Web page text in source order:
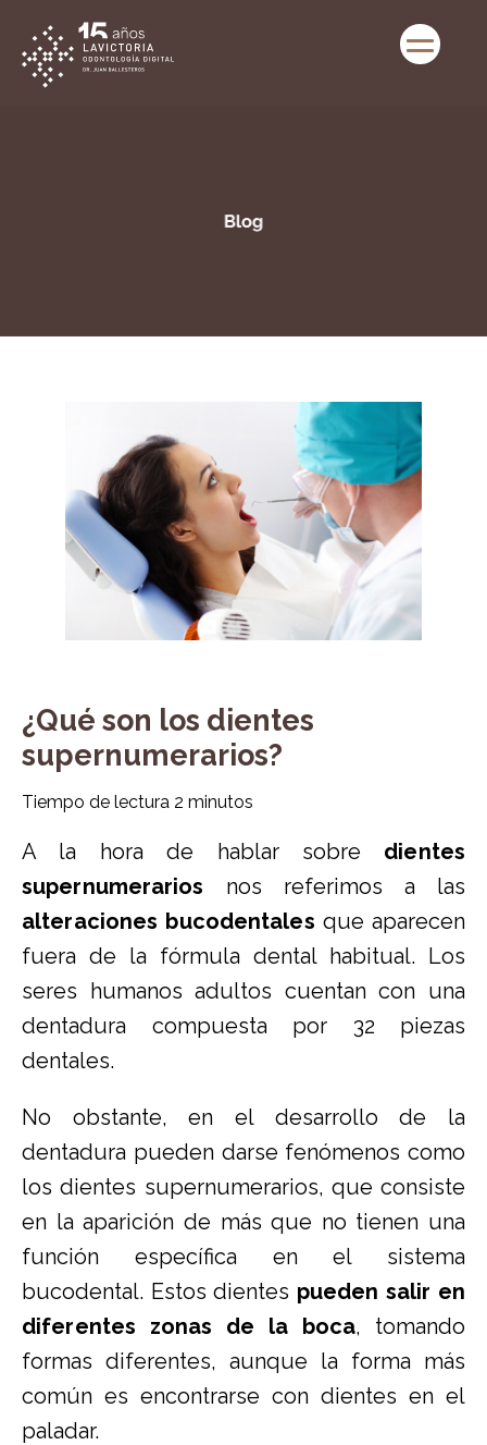
¿Qué son los dientes
supernumerarios?
Tiempo de lectura 2 minutos
A la hora de hablar sobre dientes
supernumerarios nos referimos a las
alteraciones bucodentales que aparecen
fuera de la fórmula dental habitual. Los
seres humanos adultos cuentan con una
dentadura compuesta por 32 piezas
dentales.
No obstante, en el desarrollo de la
dentadura pueden darse fenómenos como
los dientes supernumerarios, que consiste
en la aparición de más que no tienen una
función específica en el sistema
bucodental. Estos dientes pueden salir en
diferentes zonas de la boca, tomando
formas diferentes, aunque la forma más
común es encontrarse con dientes en el
paladar.